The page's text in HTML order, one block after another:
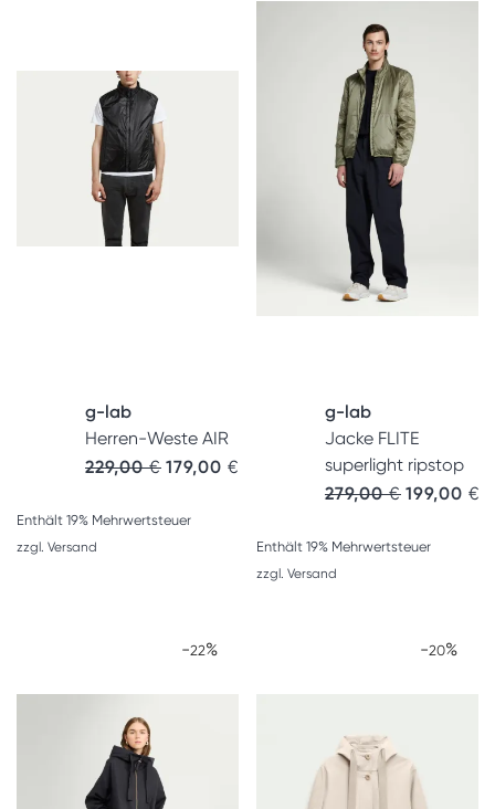
g-lab
Herren-Weste AIR
229,00€ 179,00 €
Enthält 19% Mehrwertsteuer
zzgl. Versand
g-lab
Jacke FLITE
superlight ripstop
279,00€ 199,00 €
Enthält 19% Mehrwertsteuer
zzgl. Versand
-22% -20%